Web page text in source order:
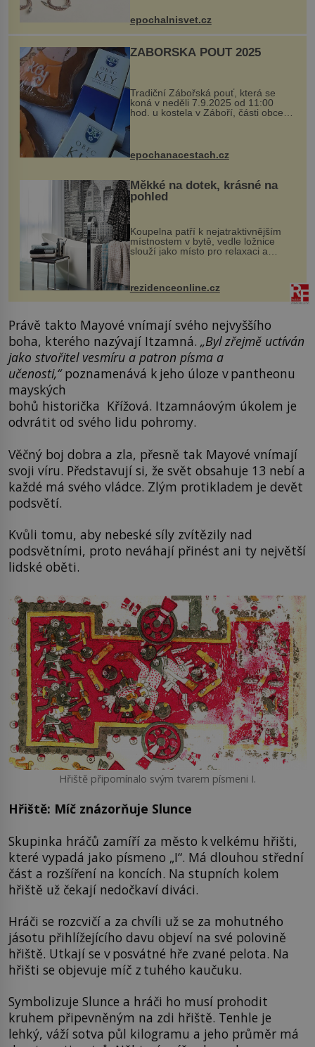
kovový...
epochalnisvet.cz
ZÁBOŘSKÁ POUŤ 2025
Tradiční Zábořská pouť, která se
koná v neděli 7.9.2025 od 11:00
hod. u kostela v Záboří, části obce
Kly u Mělníka. V programu naleznete
komentovanou prohlídku kostela,
epochanacestach.cz
Měkké na dotek, krásné na
pohled
Koupelna patří k nejatraktivnějším
místnostem v bytě, vedle ložnice
slouží jako místo pro relaxaci a
odpočinek. Koupelnový textil –
ručníky, osušky a koberečky –
mohou jako mávnutím kouzelného
proutku...
rezidenceonline.cz
Právě takto Mayové vnímají svého nejvyššího
boha, kterého nazývají Itzamná. „Byl zřejmě uctíván
jako stvořitel vesmíru a patron písma a
učenosti,“poznamenává k jeho úloze v pantheonu
mayských
bohů historička Křížová. Itzamnáovým úkolem je
odvrátit od svého lidu pohromy.
Věčný boj dobra a zla, přesně tak Mayové vnímají
svoji víru. Představují si, že svět obsahuje 13 nebí a
každé má svého vládce. Zlým protikladem je devět
podsvětí.
Kvůli tomu, aby nebeské síly zvítězily nad
podsvětními, proto neváhají přinést ani ty největší
lidské oběti.
Hřiště připomínalo svým tvarem písmeni I.
Hřiště: Míč znázorňuje Slunce
Skupinka hráčů zamíří za město k velkému hřišti,
které vypadá jako písmeno „I“. Má dlouhou střední
část a rozšíření na koncích. Na stupních kolem
hřiště už čekají nedočkaví diváci.
Hráči se rozcvičí a za chvíli už se za mohutného
jásotu přihlížejícího davu objeví na své polovině
hřiště. Utkají se v posvátné hře zvané pelota. Na
hřišti se objevuje míč z tuhého kaučuku.
Symbolizuje Slunce a hráči ho musí prohodit
kruhem připevněným na zdi hřiště. Tenhle je
lehký, váží sotva půl kilogramu a jeho průměr má